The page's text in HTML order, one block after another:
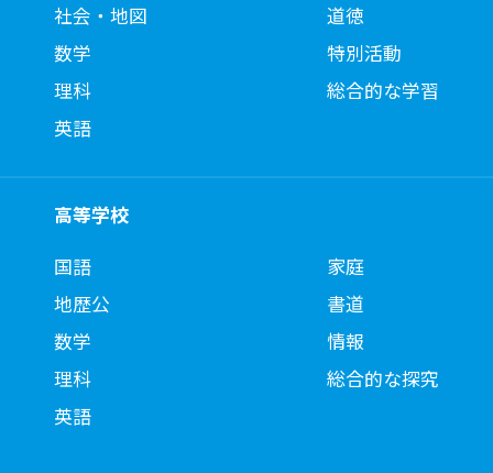
社会・地図
数学
理科
英語
道徳
特別活動
総合的な学習
高等学校
国語
地歴公
数学
理科
英語
家庭
書道
情報
総合的な探究